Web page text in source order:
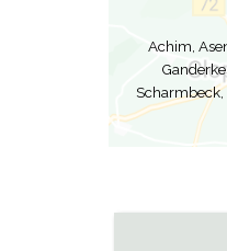
Achim,
Scharmbeck,